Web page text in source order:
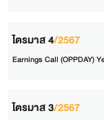
ไตรมาส 4/2567
Earnings Call (OPPDAY)
ไตรมาส 3/2567